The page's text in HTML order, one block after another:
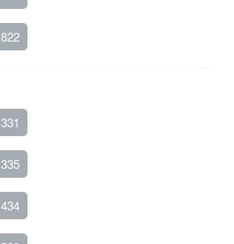
822
331
335
434